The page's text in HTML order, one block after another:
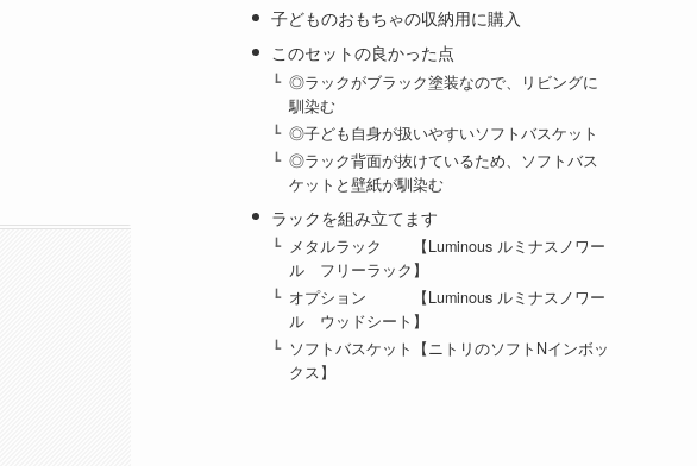
子どものおもちゃの収納用に購入
このセットの良かった点
◎ラックがブラック塗装なので、リビングに
馴染む
◎子ども自身が扱いやすいソフトバスケット
◎ラック背面が抜けているため、ソフトバス
ケットと壁紙が馴染む
ラックを組み立てます
メタルラック 【Luminous ルミナスノワー
ル フリーラック】
オプション 【Luminous ルミナスノワー
ル ウッドシート】
ソフトバスケット【ニトリのソフトNインボッ
クス】